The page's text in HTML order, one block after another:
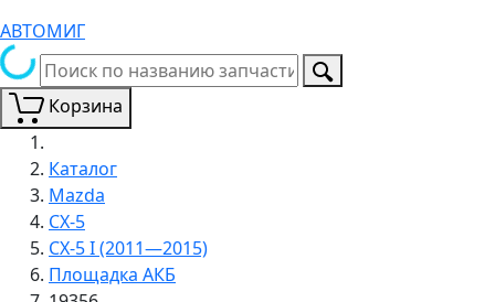
АВТОМИГ
Корзина
Каталог
Mazda
CX-5
CX-5 I (2011—2015)
Площадка АКБ